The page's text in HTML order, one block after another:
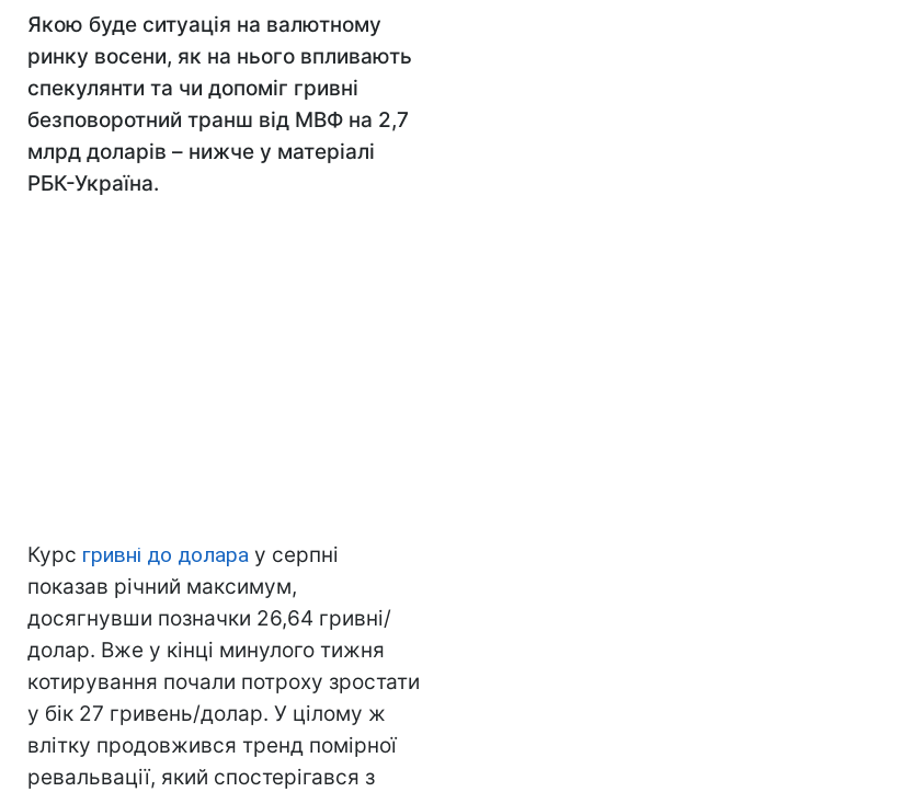
Якою буде ситуація на валютному
ринку восени, як на нього впливають
спекулянти та чи допоміг гривні
безповоротний транш від МВФ на 2,7
млрд доларів – нижче у матеріалі
РБК-Україна.
Курс гривні до долара у серпні
показав річний максимум,
досягнувши позначки 26,64 гривні/
долар. Вже у кінці минулого тижня
котирування почали потроху зростати
у бік 27 гривень/долар. У цілому ж
влітку продовжився тренд помірної
ревальвації, який спостерігався з